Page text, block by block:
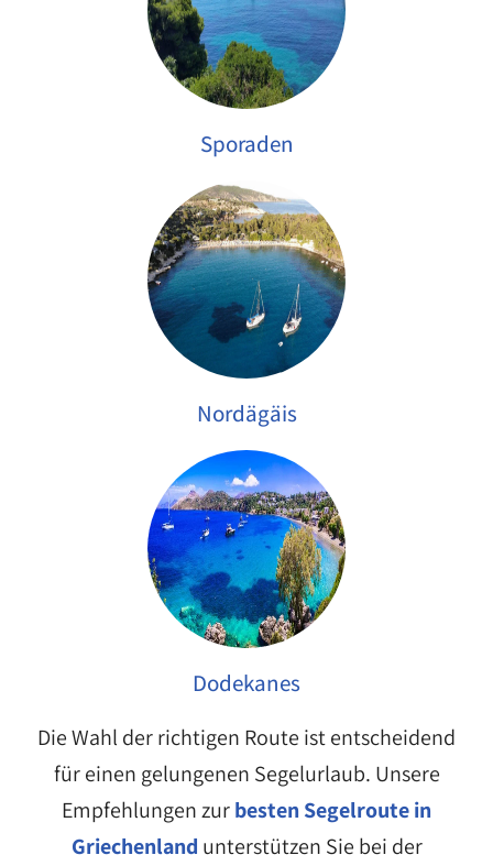
Sporaden
Nordägäis
Dodekanes
Die Wahl der richtigen Route ist entscheidend
für einen gelungenen Segelurlaub. Unsere
Empfehlungen zurbesten Segelroute in
Griechenland unterstützen Sie bei der